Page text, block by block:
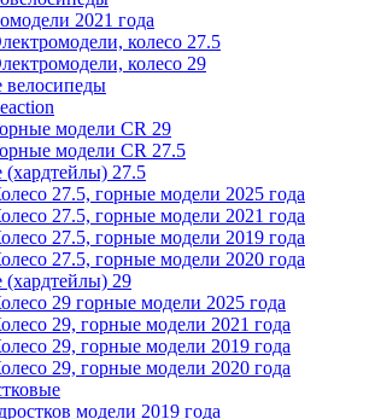
2021 года
колесо 27.5
колесо 29
велосипеды
модели CR 29
модели CR 27.5
(хардтейлы) 27.5
27.5, горные модели 2025 года
27.5, горные модели 2021 года
27.5, горные модели 2019 года
27.5, горные модели 2020 года
(хардтейлы) 29
29 горные модели 2025 года
29, горные модели 2021 года
29, горные модели 2019 года
29, горные модели 2020 года
модели 2019 года